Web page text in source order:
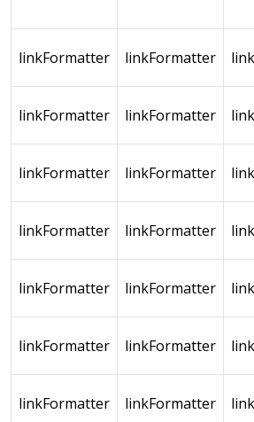
linkFormatter linkFormatter
linkFormatter linkFormatter
linkFormatter linkFormatter
linkFormatter linkFormatter
linkFormatter linkFormatter
linkFormatter linkFormatter
linkFormatter linkFormatter